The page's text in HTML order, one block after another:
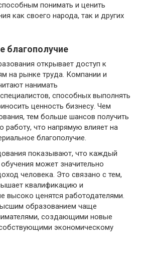
понимать и ценить
как своего народа, так и других
благополучие
открывает доступ к
на рынке труда. Компании и
нанимать
способных выполнять
ценность бизнесу. Чем
тем больше шансов получить
работу, что напрямую влияет на
благополучие.
показывают, что каждый
может значительно
человека. Это связано с тем,
квалификацию и
высоко ценятся работодателями.
образованием чаще
создающими новые
экономическому